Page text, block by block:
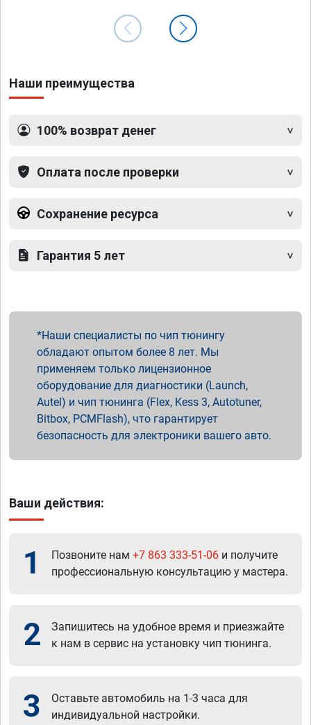
Наши преимущества
100% возврат денег
Оплата после проверки
Сохранение ресурса
Гарантия 5 лет
Наши специалисты по чип тюнингу
обладают опытом более 8 лет. Мы
применяем только лицензионное
оборудование для диагностики (Launch,
Autel) и чип тюнинга (Flex, Kess 3, Autotuner,
Bitbox, PCMFlash), что гарантирует
безопасность для электроники вашего авто.
Ваши действия:
1 Позвоните нам +7 863 333-51-06 и получите
профессиональную консультацию у мастера.
2
Запишитесь на удобное время и приезжайте
к нам в сервис на установку чип тюнинга.
3
Оставьте автомобиль на 1-3 часа для
индивидуальной настройки.